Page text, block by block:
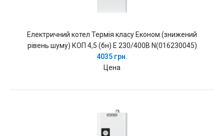
Електричний котел Термія класу Економ (знижений
рівень шуму) КОП 4,5 (бн) Е 230/400В N(016230045)
4035 грн.
Цена